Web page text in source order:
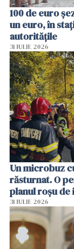
100 de euro
un euro, în
autoritățile
31 IULIE 2026
Un microbuz
răsturnat. O
planul roșu
31 IULIE 2026